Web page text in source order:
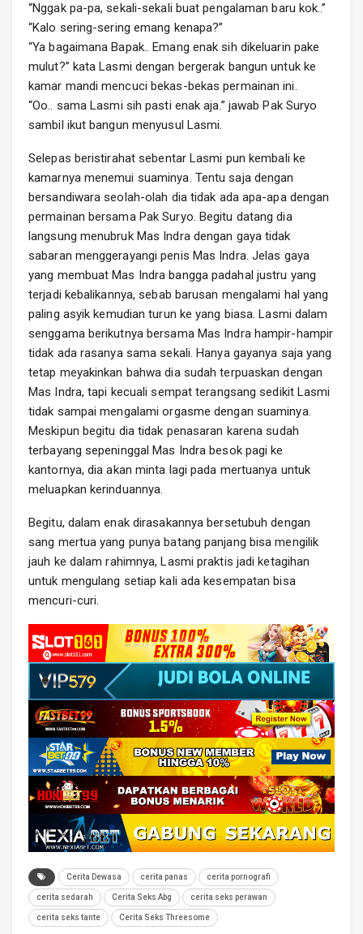
“Nggak pa-pa, sekali-sekali buat pengalaman baru kok..”
“Kalo sering-sering emang kenapa?”
“Ya bagaimana Bapak.. Emang enak sih dikeluarin pake
mulut?” kata Lasmi dengan bergerak bangun untuk ke
kamar mandi mencuci bekas-bekas permainan ini.
“Oo.. sama Lasmi sih pasti enak aja.” jawab Pak Suryo
sambil ikut bangun menyusul Lasmi.
Selepas beristirahat sebentar Lasmi pun kembali ke
kamarnya menemui suaminya. Tentu saja dengan
bersandiwara seolah-olah dia tidak ada apa-apa dengan
permainan bersama Pak Suryo. Begitu datang dia
langsung menubruk Mas Indra dengan gaya tidak
sabaran menggerayangi penis Mas Indra. Jelas gaya
yang membuat Mas Indra bangga padahal justru yang
terjadi kebalikannya, sebab barusan mengalami hal yang
paling asyik kemudian turun ke yang biasa. Lasmi dalam
senggama berikutnya bersama Mas Indra hampir-hampir
tidak ada rasanya sama sekali. Hanya gayanya saja yang
tetap meyakinkan bahwa dia sudah terpuaskan dengan
Mas Indra, tapi kecuali sempat terangsang sedikit Lasmi
tidak sampai mengalami orgasme dengan suaminya.
Meskipun begitu dia tidak penasaran karena sudah
terbayang sepeninggal Mas Indra besok pagi ke
kantornya, dia akan minta lagi pada mertuanya untuk
meluapkan kerinduannya.
Begitu, dalam enak dirasakannya bersetubuh dengan
sang mertua yang punya batang panjang bisa mengilik
jauh ke dalam rahimnya, Lasmi praktis jadi ketagihan
untuk mengulang setiap kali ada kesempatan bisa
mencuri-curi.
Cerita Dewasa cerita panas cerita pornografi
cerita sedarah Cerita Seks Abg cerita seks perawan
cerita seks tante Cerita Seks Threesome